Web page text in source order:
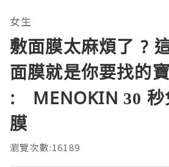
女生
敷面膜太麻煩了 ?
面膜就是你要找的
: MENOKIN 30 秒
膜
瀏覽次數:16189